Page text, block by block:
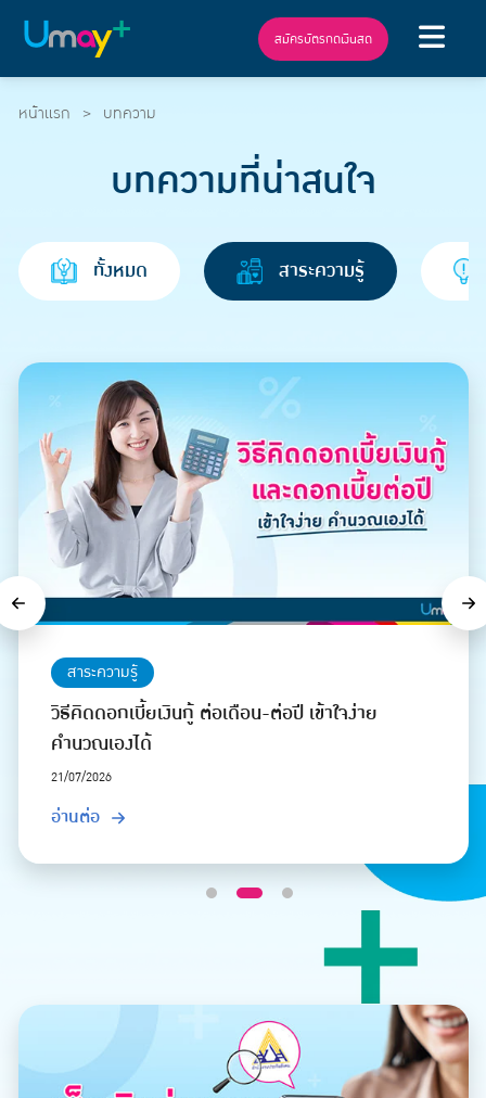
สมัครบัตรกดเงินสด
หน้าแรก บทความ
บทความที่น่าสนใจ
ทั้งหมด สาระความรู้
สาระความรู้
วิธีคิดดอกเบี้ยเงินกู้ ต่อเดือน-ต่อปี เข้าใจง่าย
คำนวณเองได้
21/07/2026
อ่านต่อ
Previous